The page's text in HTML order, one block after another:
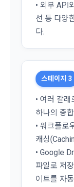
2. "회사"는 약관
신사업법, 정보통
서의 소비자보호
자금융거래법, 전
관련법을 위배하
3. "회사"는 "서비
“별도약관”)을 둘
“별도약관”이 우선
4. “회사”의 영업
유가 있을 때, 약
적용일자 및 개정
이지의 공지게시
까지 공지한다.
5. '회사' 약관의
며, 정책 또한 개
“회사” 홈페이지
4) 고용 및 취업동
를 위한 데이터 분석
3. 수집하는 개인
가. 수집하는 개인
1) 회원가입 시 수
필수 항목 : 아이
선택 항목 : 휴대
데이콘 내의 개별
서비스의 이용자
• 외부 API
선 등 다양
다.
스테이지 3
• 여러 갈
하나의 종
• 워크플로
캐싱
• Google
파일로 저
이트를 자